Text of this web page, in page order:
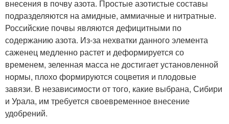
внесения в почву азота. Простые азотистые составы
подразделяются на амидные, аммиачные и нитратные.
Российские почвы являются дефицитными по
содержанию азота. Из-за нехватки данного элемента
саженец медленно растет и деформируется со
временем, зеленная масса не достигает установленной
нормы, плохо формируются соцветия и плодовые
завязи. В независимости от того, какие выбрана, Сибири
и Урала, им требуется своевременное внесение
удобрений.